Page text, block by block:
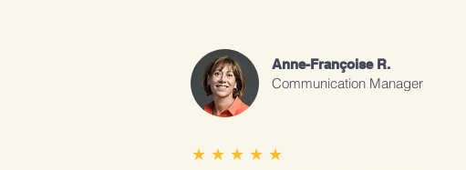
★ ★ ★ ★ ★
Anne-Françoise R.
Communication Manager